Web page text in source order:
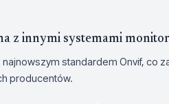
z innymi systemami
standardem Onvif, co
producentów.